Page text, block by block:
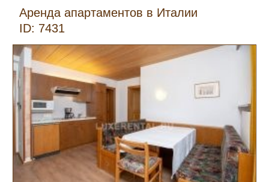
Аренда апартаментов в Италии
ID: 7431